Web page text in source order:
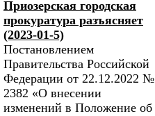
Приозерская городская
прокуратура разъясняет
(2023-01-5)
Постановлением
Правительства Российской
Федерации от 22.12.2022 №
2382 «О внесении
изменений в Положение об